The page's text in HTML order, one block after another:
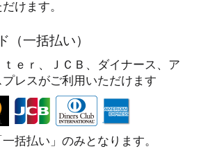
けます。
（一括払い）
ｔｅｒ、ＪＣＢ、ダイナース、ア
レスがご利用いただけます
括払い」のみとなります。